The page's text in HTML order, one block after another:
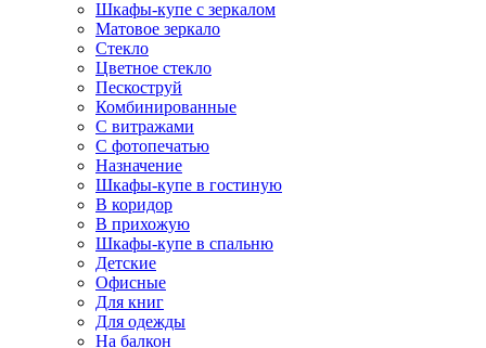
Шкафы-купе с зеркалом
Матовое зеркало
Стекло
Цветное стекло
Пескоструй
Комбинированные
С витражами
С фотопечатью
Назначение
Шкафы-купе в гостиную
В коридор
В прихожую
Шкафы-купе в спальню
Детские
Офисные
Для книг
Для одежды
На балкон